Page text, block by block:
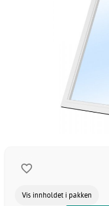
Vis innholdet i pakken